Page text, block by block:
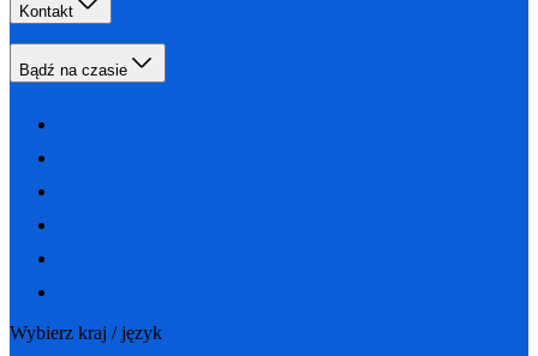
Kontakt
Bądź na czasie
Wybierz kraj / język